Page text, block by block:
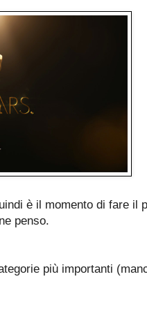
è il momento di fare il
penso.
più importanti